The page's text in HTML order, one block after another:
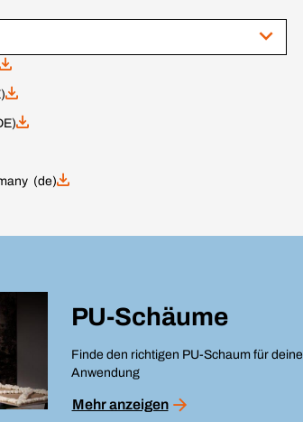
(de)
PU-Schäume
Finde den richtigen PU-Schaum für deine
Anwendung
Mehr anzeigen